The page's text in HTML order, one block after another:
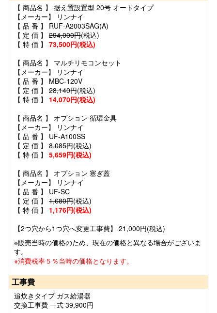
【 商品名 】 据え置設置型 20号 オートタイプ
【メーカー】 リンナイ
【 品 番 】 RUF-A2003SAG(A)
【 定 価 】 294,000円(税込)
【 特 価 】 73,500円(税込)
【 商品名 】 マルチリモコンセット
【メーカー】 リンナイ
【 品 番 】 MBC-120V
【 定 価 】 28,140円(税込)
【 特 価 】 14,070円(税込)
【 商品名 】 オプション 循環金具
【メーカー】 リンナイ
【 品 番 】 UF-A100SS
【 定 価 】 8,085円(税込)
【 特 価 】 5,659円(税込)
【 商品名 】 オプション 塞ぎ蓋
【メーカー】 リンナイ
【 品 番 】 UF-SC
【 定 価 】 1,680円(税込)
【 特 価 】 1,176円(税込)
【2つ穴から1つ穴へ変更工事費】 21,000円(税込)
※販売当時の価格のため、現在の価格と異なる場合がございま
す。
※消費税率５％当時の価格となります。
工事費
追炊きタイプ ガス給湯器
交換工事費 一式 39,900円